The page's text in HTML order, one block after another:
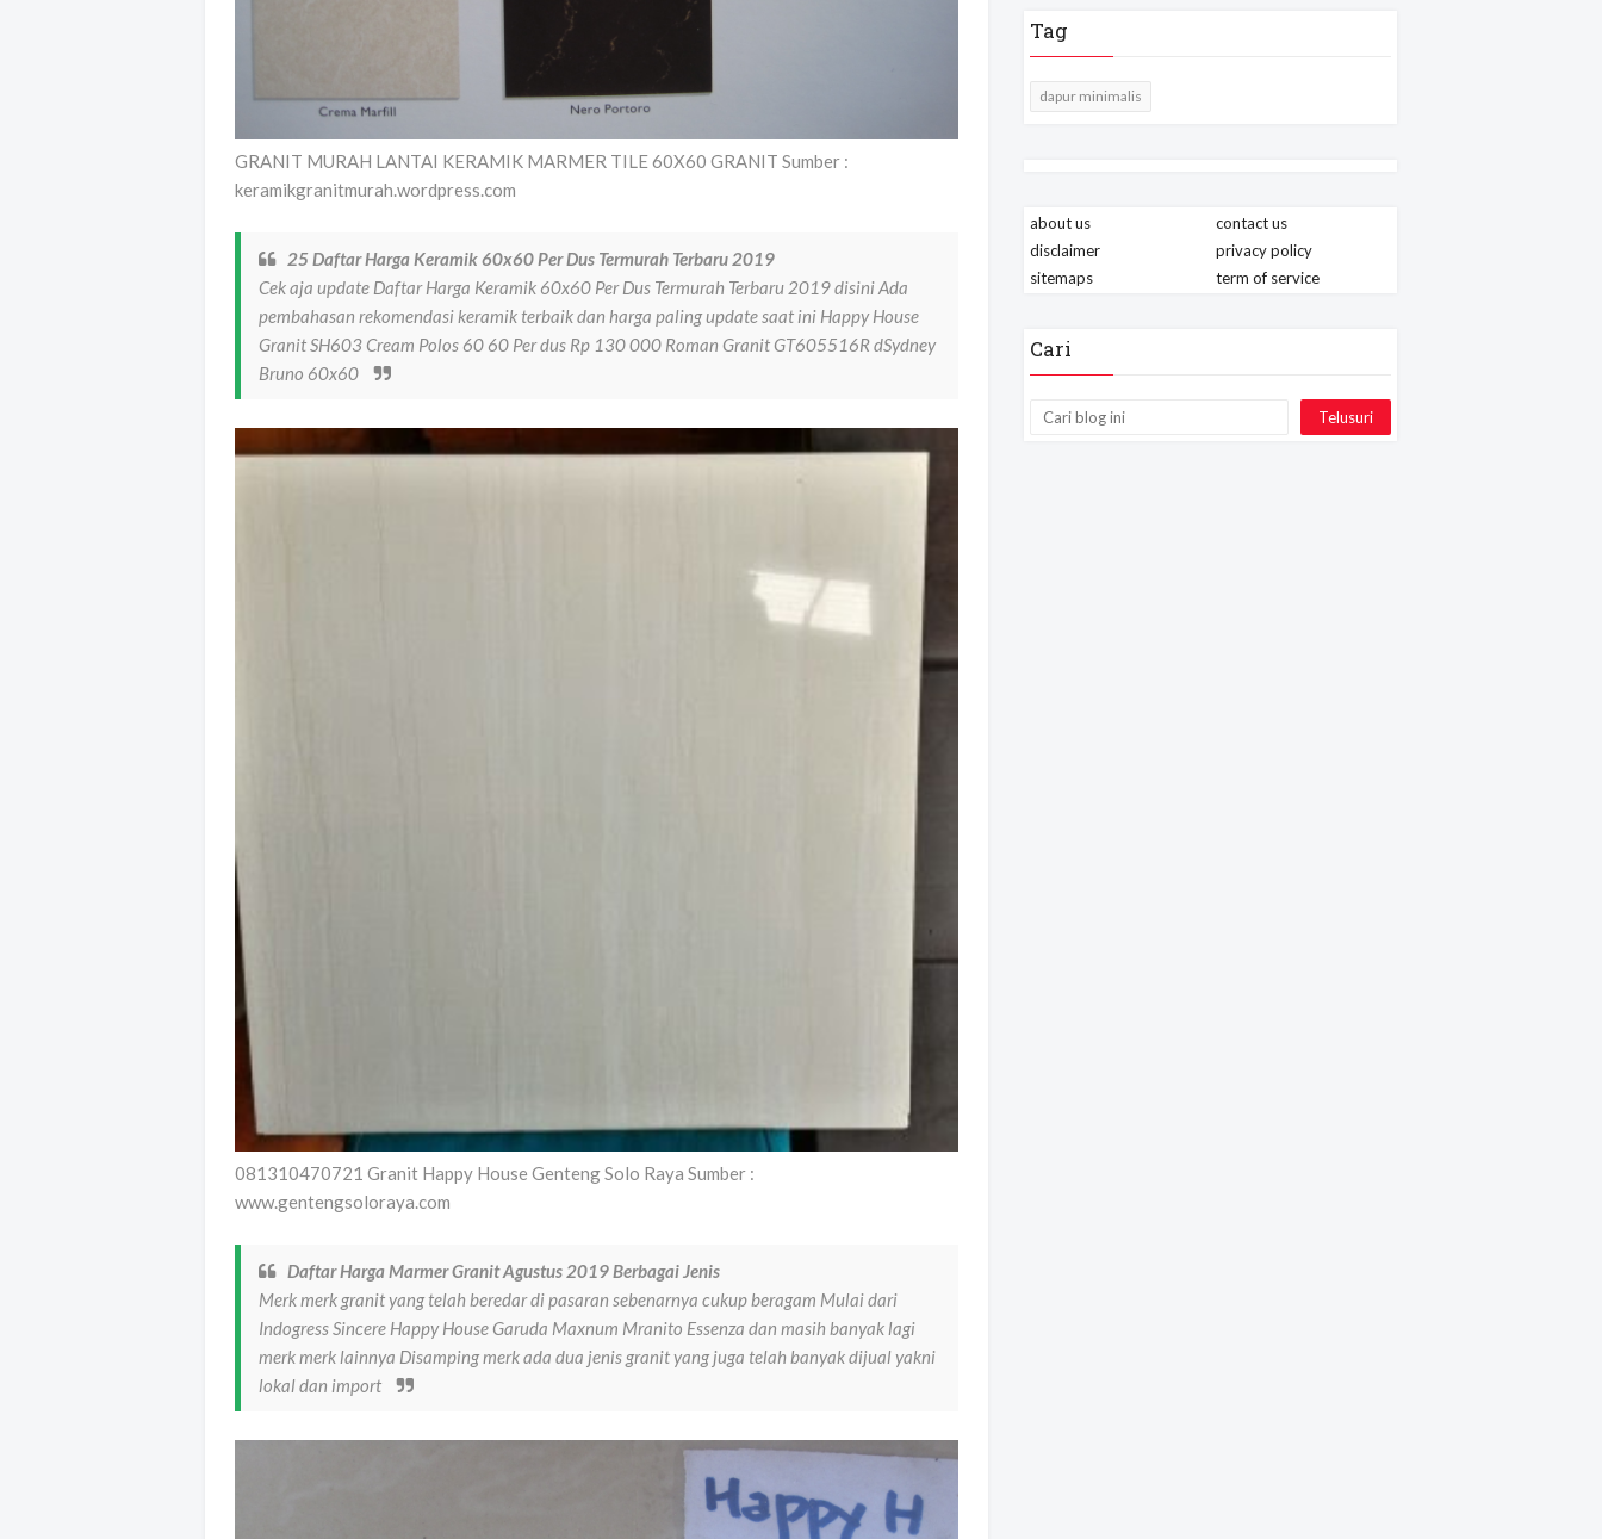
GRANIT MURAH LANTAI KERAMIK MARMER TILE 60X60 GRANIT Sumber :
keramikgranitmurah.wordpress.com
25 Daftar Harga Keramik 60x60 Per Dus Termurah Terbaru 2019
Cek aja update Daftar Harga Keramik 60x60 Per Dus Termurah Terbaru 2019 disini Ada
pembahasan rekomendasi keramik terbaik dan harga paling update saat ini Happy House
Granit SH603 Cream Polos 60 60 Per dus Rp 130 000 Roman Granit GT605516R dSydney
Bruno 60x60
081310470721 Granit Happy House Genteng Solo Raya Sumber :
www.gentengsoloraya.com
Daftar Harga Marmer Granit Agustus 2019 Berbagai Jenis
Merk merk granit yang telah beredar di pasaran sebenarnya cukup beragam Mulai dari
Indogress Sincere Happy House Garuda Maxnum Mranito Essenza dan masih banyak lagi
merk merk lainnya Disamping merk ada dua jenis granit yang juga telah banyak dijual yakni
lokal dan import
Tag
dapur minimalis
about us
contact us
disclaimer
privacy policy
sitemaps
term of service
Cari